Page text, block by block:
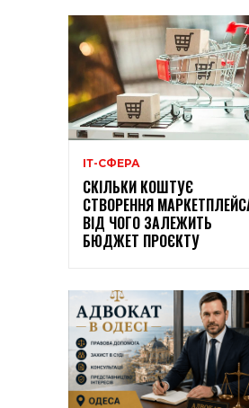
ІТ-СФЕРА
СКІЛЬКИ КОШТУЄ
СТВОРЕННЯ
ВІД ЧОГО ЗАЛЕЖИТЬ
БЮДЖЕТ ПРОЄКТУ